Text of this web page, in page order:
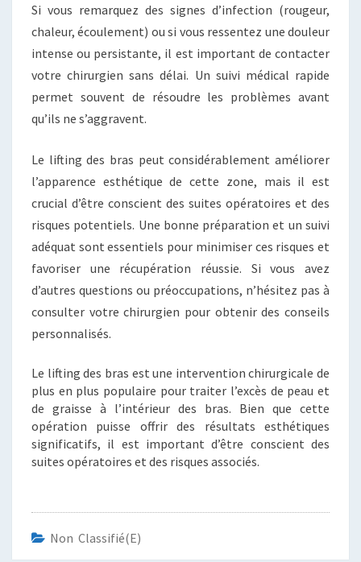
Si vous remarquez des signes d’infection (rougeur,
chaleur, écoulement) ou si vous ressentez une douleur
intense ou persistante, il est important de contacter
votre chirurgien sans délai. Un suivi médical rapide
permet souvent de résoudre les problèmes avant
qu’ils ne s’aggravent.
Le lifting des bras peut considérablement améliorer
l’apparence esthétique de cette zone, mais il est
crucial d’être conscient des suites opératoires et des
risques potentiels. Une bonne préparation et un suivi
adéquat sont essentiels pour minimiser ces risques et
favoriser une récupération réussie. Si vous avez
d’autres questions ou préoccupations, n’hésitez pas à
consulter votre chirurgien pour obtenir des conseils
personnalisés.
Le lifting des bras est une intervention chirurgicale de
plus en plus populaire pour traiter l’excès de peau et
de graisse à l’intérieur des bras. Bien que cette
opération puisse offrir des résultats esthétiques
significatifs, il est important d’être conscient des
suites opératoires et des risques associés.
Non Classifié(e)